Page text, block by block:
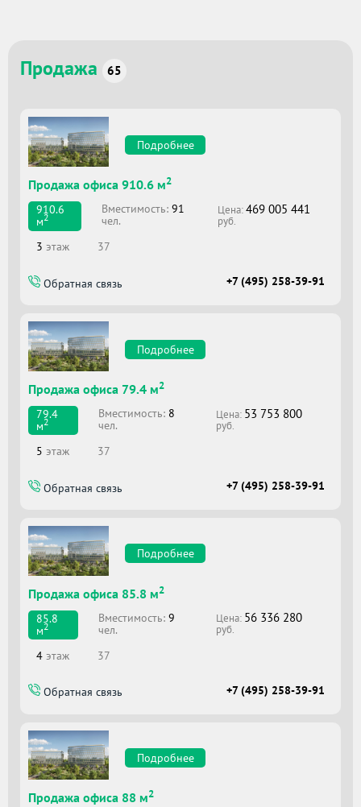
Продажа 65
Подробнее
Продажа офиса 910.6 м2
910.6
м2
Вместимоcть: 91
чел.
Цена:469 005 441
руб.
3 этаж 37
Обратная связь +7 (495) 258-39-91
Подробнее
Продажа офиса 79.4 м2
79.4
м2
Вместимоcть: 8
чел.
Цена: 53 753 800
руб.
5 этаж 37
Обратная связь +7 (495) 258-39-91
Подробнее
Продажа офиса 85.8 м2
85.8
м2
Вместимоcть:9
чел.
Цена: 56 336 280
руб.
4 этаж 37
Обратная связь +7 (495) 258-39-91
Подробнее
Продажа офиса 88 м2